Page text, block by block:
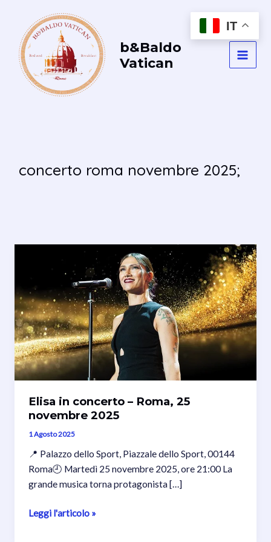
contenuto
b&Baldo
Vatican
concerto roma novembre 2025;
Elisa in concerto – Roma, 25
novembre 2025
1 Agosto 2025
📍 Palazzo dello Sport, Piazzale dello Sport, 00144
Roma🕘 Martedì 25 novembre 2025, ore 21:00 La
grande musica torna protagonista […]
Elisa
Leggi l'articolo »
IT